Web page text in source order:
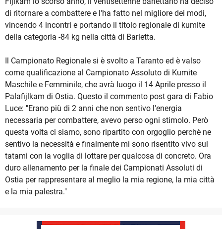
di ritornare a combattere e l'ha fatto nel migliore dei modi,
vincendo 4 incontri e portando il titolo regionale di kumite
della categoria -84 kg nella città di Barletta.
Il Campionato Regionale si è svolto a Taranto ed è valso
come qualificazione al Campionato Assoluto di Kumite
Maschile e Femminile, che avrà luogo il 14 Aprile presso il
Palafijlkam di Ostia. Questo il commento post gara di Fabio
Luce: "Erano più di 2 anni che non sentivo l'energia
necessaria per combattere, avevo perso ogni stimolo. Però
questa volta ci siamo, sono ripartito con orgoglio perchè ne
sentivo la necessità e finalmente mi sono risentito vivo sul
tatami con la voglia di lottare per qualcosa di concreto. Ora
duro allenamento per la finale dei Campionati Assoluti di
Ostia per rappresentare al meglio la mia regione, la mia città
e la mia palestra."